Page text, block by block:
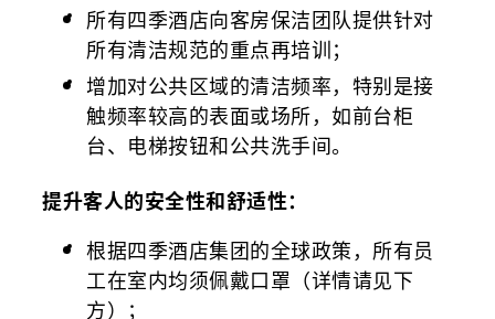
所有四季酒店向客房保洁团队提供针对
所有清洁规范的重点再培训；
增加对公共区域的清洁频率，特别是接
触频率较高的表面或场所，如前台柜
台、电梯按钮和公共洗手间。
提升客人的安全性和舒适性：
根据四季酒店集团的全球政策，所有员
工在室内均须佩戴口罩（详情请见下
方）；